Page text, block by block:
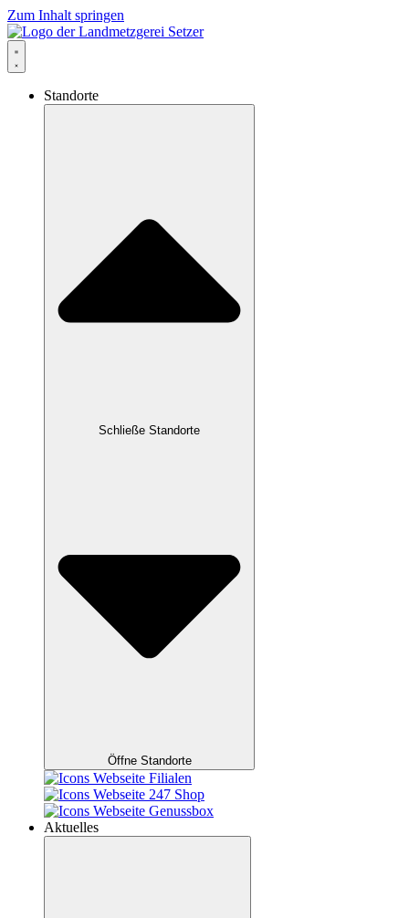
Zum Inhalt springen
Standorte
Schließe Standorte
Öffne Standorte
Aktuelles